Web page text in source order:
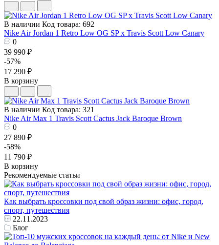
В наличии Код товара: 692
Nike Air Jordan 1 Retro Low OG SP x Travis Scott Low Canary
0
39 990 ₽
-57%
17 290 ₽
В корзину
В наличии Код товара: 321
Nike Air Max 1 Travis Scott Cactus Jack Baroque Brown
0
27 890 ₽
-58%
11 790 ₽
В корзину
Рекомендуемые статьи
Как выбрать кроссовки под свой образ жизни: офис, город,
спорт, путешествия
22.11.2023
Блог